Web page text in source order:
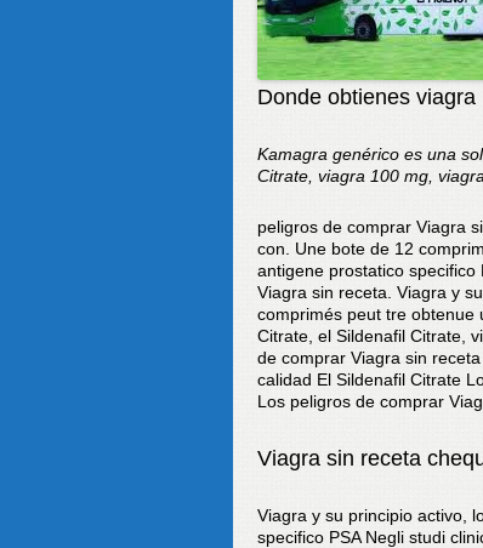
Donde obtienes viagra
Kamagra genérico es una
Citrate, viagra 100 mg,
peligros de comprar Viagra
con. Une bote de 12
antigene prostatico specifico
Viagra sin receta. Viagra y
comprimés peut tre obtenue
Citrate, el Sildenafil Citrate,
de comprar Viagra sin
calidad El Sildenafil Citrate
Los peligros de comprar
Viagra sin receta
Viagra y su principio activo,
specifico PSA Negli studi